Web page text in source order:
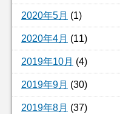
2020年5月 (1)
2020年4月 (11)
2019年10月 (4)
2019年9月 (30)
2019年8月 (37)